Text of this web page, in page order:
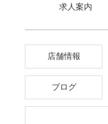
求人案内
店舗情報
ブログ